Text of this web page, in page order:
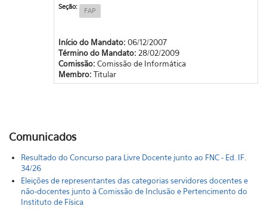
Seção: FAP
Início do Mandato: 06/12/2007
Término do Mandato: 28/02/2009
Comissão: Comissão de Informática
Membro: Titular
Comunicados
Resultado do Concurso para Livre Docente junto ao FNC - Ed. IF.
34/26
Eleições de representantes das categorias servidores docentes e
não-docentes junto à Comissão de Inclusão e Pertencimento do
Instituto de Física